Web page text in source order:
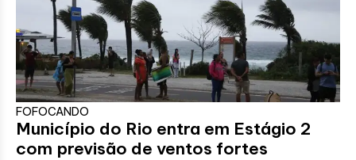
FOFOCANDO
Município do Rio entra em Estágio 2
com previsão de ventos fortes